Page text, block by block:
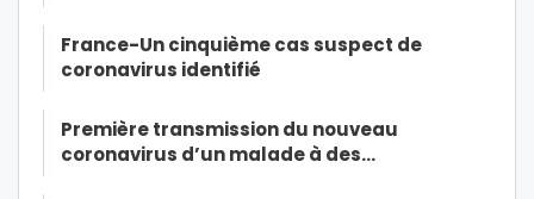
France-Un cinquième cas suspect de
coronavirus identifié
Première transmission du nouveau
coronavirus d’un malade à des…